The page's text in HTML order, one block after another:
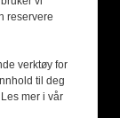
reservere
verktøy for
til deg
mer i vår